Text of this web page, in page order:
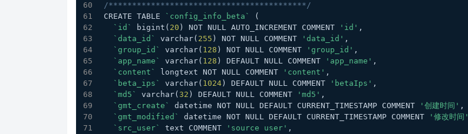
/******************************************/
CREATE TABLE
`config_info_beta`
(
`id`
bigint( 20 ) NOT NULL AUTO_INCREMENT COMMENT 'id' ,
`data_id`
varchar( 255 ) NOT NULL COMMENT 'data_id' ,
`group_id`
varchar( 128 ) NOT NULL COMMENT 'group_id' ,
`app_name`
varchar( 128 ) DEFAULT NULL COMMENT 'app_name' ,
`content`
longtext NOT NULL COMMENT 'content' ,
`beta_ips`
varchar( 1024 ) DEFAULT NULL COMMENT 'betaIps' ,
`md5`
varchar( 32 ) DEFAULT NULL COMMENT 'md5' ,
`gmt_create`
datetime NOT NULL DEFAULT CURRENT_TIMESTAMP COMMENT '创建时间' ,
`gmt_modified`
datetime NOT NULL DEFAULT CURRENT_TIMESTAMP COMMENT '修改时间'
`src_user`
text COMMENT 'source user' ,